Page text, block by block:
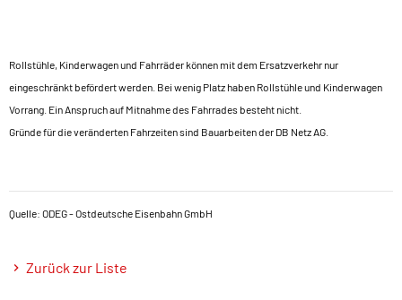
Rollstühle, Kinderwagen und Fahrräder können mit dem Ersatzverkehr nur
eingeschränkt befördert werden. Bei wenig Platz haben Rollstühle und Kinderwagen
Vorrang. Ein Anspruch auf Mitnahme des Fahrrades besteht nicht.
Gründe für die veränderten Fahrzeiten sind Bauarbeiten der DB Netz AG.
Quelle: ODEG - Ostdeutsche Eisenbahn GmbH
Zurück zur Liste